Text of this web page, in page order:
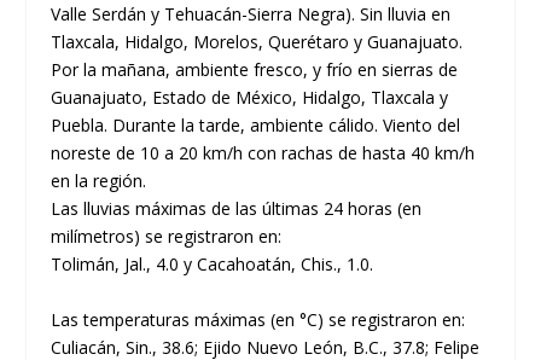
Valle Serdán y Tehuacán-Sierra Negra). Sin lluvia en
Tlaxcala, Hidalgo, Morelos, Querétaro y Guanajuato.
Por la mañana, ambiente fresco, y frío en sierras de
Guanajuato, Estado de México, Hidalgo, Tlaxcala y
Puebla. Durante la tarde, ambiente cálido. Viento del
noreste de 10 a 20 km/h con rachas de hasta 40 km/h
en la región.
Las lluvias máximas de las últimas 24 horas (en
milímetros) se registraron en:
Tolimán, Jal., 4.0 y Cacahoatán, Chis., 1.0.
Las temperaturas máximas (en °C) se registraron en:
Culiacán, Sin., 38.6; Ejido Nuevo León, B.C., 37.8; Felipe